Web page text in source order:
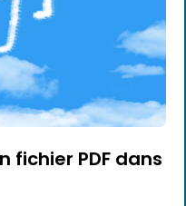
PDF dans